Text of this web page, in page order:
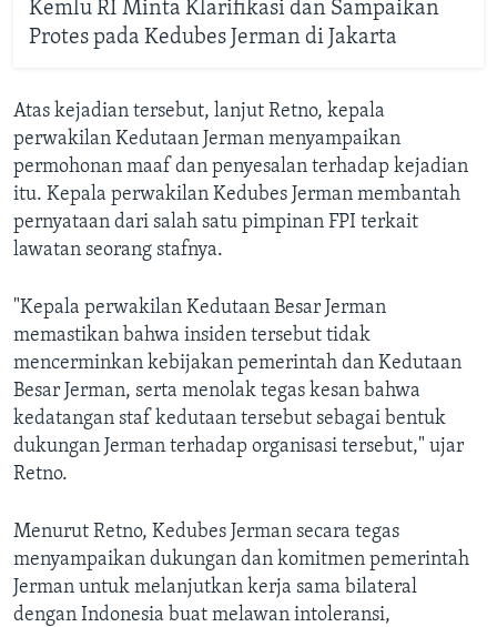
Kemlu RI Minta Klarifikasi dan Sampaikan
Protes pada Kedubes Jerman di Jakarta
Atas kejadian tersebut, lanjut Retno, kepala
perwakilan Kedutaan Jerman menyampaikan
permohonan maaf dan penyesalan terhadap kejadian
itu. Kepala perwakilan Kedubes Jerman membantah
pernyataan dari salah satu pimpinan FPI terkait
lawatan seorang stafnya.
"Kepala perwakilan Kedutaan Besar Jerman
memastikan bahwa insiden tersebut tidak
mencerminkan kebijakan pemerintah dan Kedutaan
Besar Jerman, serta menolak tegas kesan bahwa
kedatangan staf kedutaan tersebut sebagai bentuk
dukungan Jerman terhadap organisasi tersebut," ujar
Retno.
Menurut Retno, Kedubes Jerman secara tegas
menyampaikan dukungan dan komitmen pemerintah
Jerman untuk melanjutkan kerja sama bilateral
dengan Indonesia buat melawan intoleransi,